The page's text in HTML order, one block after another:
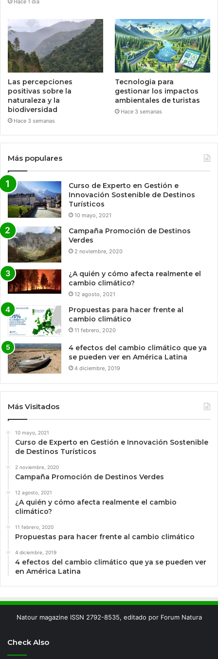
Hace 1 día
Las percepciones
positivas sobre la
naturaleza y la
biodiversidad
Hace 3 semanas
Tecnologia para
gestionar los impactos
ambientales de turistas
Hace 3 semanas
Más populares
Curso de Experto en Gestión e
Innovación Sostenible de Destinos
Turísticos
10 mayo, 2021
Campaña Promoción de Destinos
Verdes
2 noviembre, 2020
¿A quién y cómo afecta realmente el
cambio climático?
12 agosto, 2021
Propuestas para hacer frente al
cambio climático
11 febrero, 2020
4 efectos del cambio climático que ya
se pueden ver en América Latina
4 diciembre, 2019
Más Visitados
10 mayo, 2021
Curso de Experto en Gestión e Innovación Sostenible
de Destinos Turísticos
2 noviembre, 2020
Campaña Promoción de Destinos Verdes
12 agosto, 2021
¿A quién y cómo afecta realmente el cambio
climático?
11 febrero, 2020
Propuestas para hacer frente al cambio climático
4 diciembre, 2019
4 efectos del cambio climático que ya se pueden ver
en América Latina
Natour magazine ISSN 2792-8535, editado por Forum Natura
Check Also